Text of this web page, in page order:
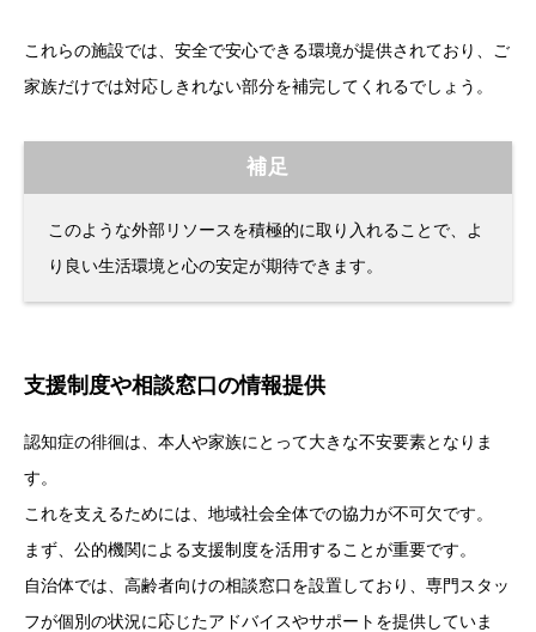
これらの施設では、安全で安心できる環境が提供されており、ご
家族だけでは対応しきれない部分を補完してくれるでしょう。
補足
このような外部リソースを積極的に取り入れることで、よ
り良い生活環境と心の安定が期待できます。
支援制度や相談窓口の情報提供
認知症の徘徊は、本人や家族にとって大きな不安要素となりま
す。
これを支えるためには、地域社会全体での協力が不可欠です。
まず、公的機関による支援制度を活用することが重要です。
自治体では、高齢者向けの相談窓口を設置しており、専門スタッ
フが個別の状況に応じたアドバイスやサポートを提供していま